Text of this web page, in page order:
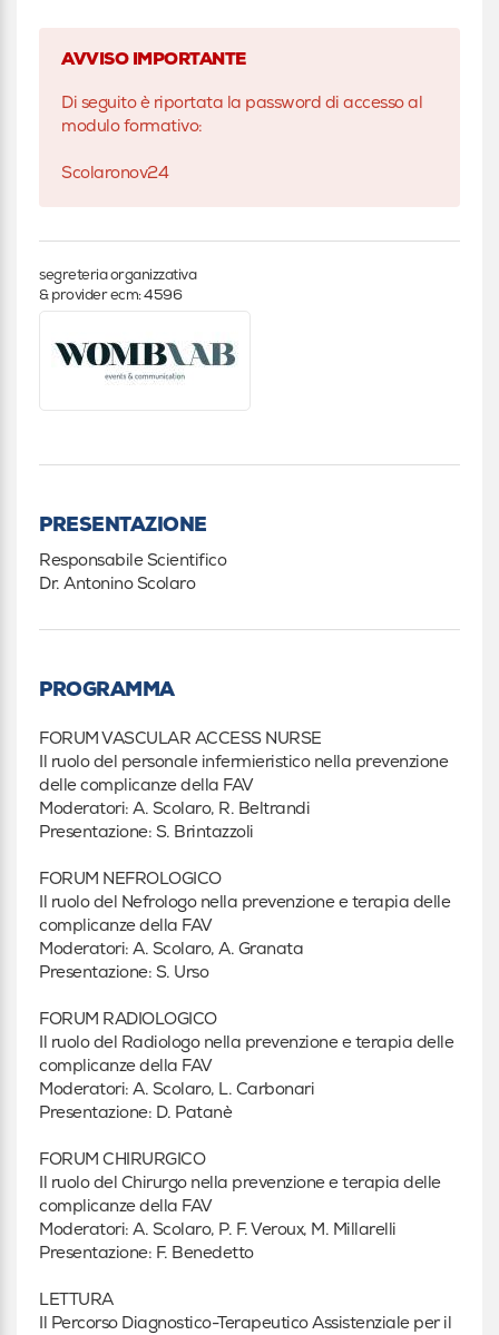
AVVISO IMPORTANTE
Di seguito è riportata la password di accesso al
modulo formativo:
Scolaronov24
segreteria organizzativa
& provider ecm: 4596
PRESENTAZIONE
Responsabile Scientifico
Dr. Antonino Scolaro
PROGRAMMA
FORUM VASCULAR ACCESS NURSE
Il ruolo del personale infermieristico nella prevenzione
delle complicanze della FAV
Moderatori: A. Scolaro, R. Beltrandi
Presentazione: S. Brintazzoli
FORUM NEFROLOGICO
Il ruolo del Nefrologo nella prevenzione e terapia delle
complicanze della FAV
Moderatori: A. Scolaro, A. Granata
Presentazione: S. Urso
FORUM RADIOLOGICO
Il ruolo del Radiologo nella prevenzione e terapia delle
complicanze della FAV
Moderatori: A. Scolaro, L. Carbonari
Presentazione: D. Patanè
FORUM CHIRURGICO
Il ruolo del Chirurgo nella prevenzione e terapia delle
complicanze della FAV
Moderatori: A. Scolaro, P. F. Veroux, M. Millarelli
Presentazione: F. Benedetto
LETTURA
Il Percorso Diagnostico-Terapeutico Assistenziale per il